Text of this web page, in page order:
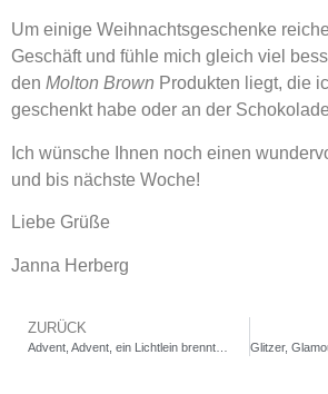
Um einige Weihnachtsgeschenke
Geschäft und fühle mich gleich viel
den Molton Brown Produkten liegt, die
geschenkt habe oder an der
Ich wünsche Ihnen noch einen
und bis nächste Woche!
Liebe Grüße
Janna Herberg
ZURÜCK
Advent, Advent, ein Lichtlein brennt…